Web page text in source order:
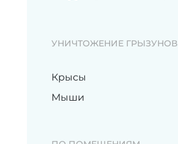
УНИЧТОЖЕНИЕ ГРЫЗУНОВ
Крысы
Мыши